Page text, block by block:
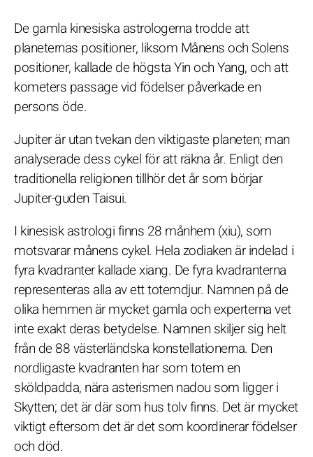
De gamla kinesiska astrologerna trodde att
planeternas positioner, liksom Månens och Solens
positioner, kallade de högsta Yin och Yang, och att
kometers passage vid födelser påverkade en
persons öde.
Jupiter är utan tvekan den viktigaste planeten; man
analyserade dess cykel för att räkna år. Enligt den
traditionella religionen tillhör det år som börjar
Jupiter-guden Taisui.
I kinesisk astrologi finns 28 månhem (xiu), som
motsvarar månens cykel. Hela zodiaken är indelad i
fyra kvadranter kallade xiang. De fyra kvadranterna
representeras alla av ett totemdjur. Namnen på de
olika hemmen är mycket gamla och experterna vet
inte exakt deras betydelse. Namnen skiljer sig helt
från de 88 västerländska konstellationerna. Den
nordligaste kvadranten har som totem en
sköldpadda, nära asterismen nadou som ligger i
Skytten; det är där som hus tolv finns. Det är mycket
viktigt eftersom det är det som koordinerar födelser
och död.